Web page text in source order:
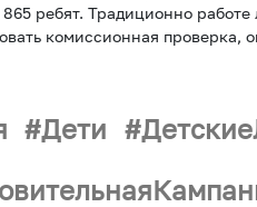
865 ребят. Традиционно
комиссионная проверка,
Дети